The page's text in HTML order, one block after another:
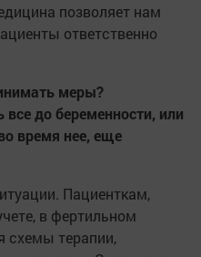
позволяет нам
ответственно
меры?
до беременности, или
время нее, еще
Пациенткам,
в фертильном
схемы терапии,